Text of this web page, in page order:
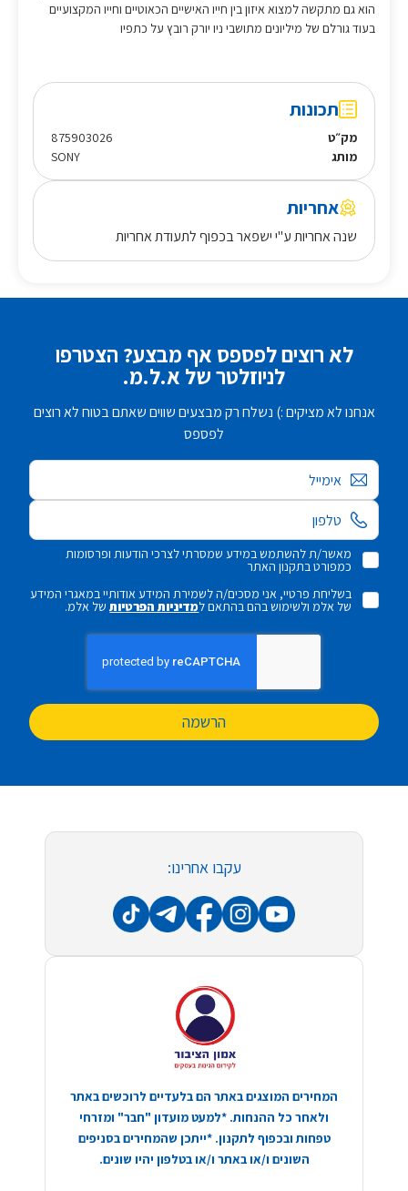
הוא גם מתקשה למצוא איזון בין חייו האישיים הכאוטיים וחייו המקצועיים
בעוד גורלם של מיליונים מתושבי ניו יורק רובץ על כתפיו
תכונות
מק״ט
875903026
מותג
SONY
אחריות
שנה אחריות ע"י ישפאר בכפוף לתעודת אחריות
לא רוצים לפספס אף מבצע? הצטרפו
לניוזלטר של א.ל.מ.
אנחנו לא מציקים :) נשלח רק מבצעים שווים שאתם בטוח לא רוצים
לפספס
אימייל
מאשר/ת להשתמש במידע שמסרתי לצרכי הודעות ופרסומות
כמפורט בתקנון האתר
בשליחת פרטיי, אני מסכים/ה לשמירת המידע אודותיי במאגרי המידע
של אלמ ולשימוש בהם בהתאם למדיניות הפרטיותשל אלמ.
הרשמה
עקבו אחרינו:
המחירים המוצגים באתר הם בלעדיים לרוכשים באתר
ולאחר כל ההנחות. *למעט מועדון "חבר" ומזרחי
טפחות ובכפוף לתקנון. *ייתכן שהמחירים בסניפים
השונים ו/או באתר ו/או בטלפון יהיו שונים.